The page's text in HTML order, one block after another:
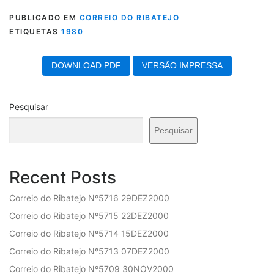
PUBLICADO EM CORREIO DO RIBATEJO
ETIQUETAS 1980
DOWNLOAD PDF VERSÃO IMPRESSA
Pesquisar
Pesquisar
Recent Posts
Correio do Ribatejo Nº5716 29DEZ2000
Correio do Ribatejo Nº5715 22DEZ2000
Correio do Ribatejo Nº5714 15DEZ2000
Correio do Ribatejo Nº5713 07DEZ2000
Correio do Ribatejo Nº5709 30NOV2000